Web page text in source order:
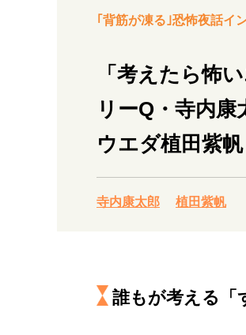
ライフスタイル・生
社会・カルチャー・
｢背筋が凍る｣恐怖夜話イ
「考えたら怖
リーQ・寺内
ウエダ植田紫
寺内康太郎 植田紫帆
誰もが考える「